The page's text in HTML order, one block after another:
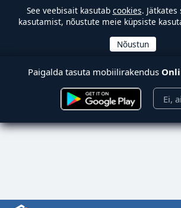
See veebisait kasutab cookies.
kasutamist, nõustute meie küpsiste
Paigalda tasuta mobiilirakendus
Ei,